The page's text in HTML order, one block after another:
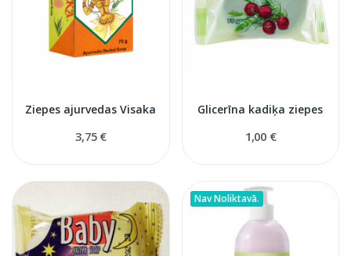
Ziepes ajurvedas Visaka
3,75 €
Glicerīna kadiķa ziepes
1,00 €
Nav Noliktavā.